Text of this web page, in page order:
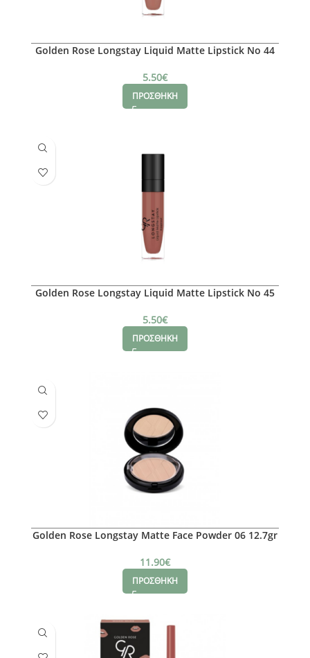
Golden Rose Longstay Liquid Matte Lipstick No 44
5.50€
ΠΡΟΣΘΗΚΗ
Golden Rose Longstay Liquid Matte Lipstick No 45
5.50€
ΠΡΟΣΘΗΚΗ
Golden Rose Longstay Matte Face Powder 06 12.7gr
11.90€
ΠΡΟΣΘΗΚΗ